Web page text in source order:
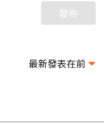
發布
最新發表在前